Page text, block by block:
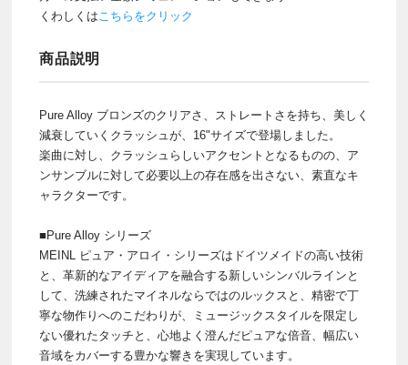
くわしくはこちらをクリック
商品説明
Pure Alloy ブロンズのクリアさ、ストレートさを持ち、美しく
減衰していくクラッシュが、16"サイズで登場しました。
楽曲に対し、クラッシュらしいアクセントとなるものの、ア
ンサンブルに対して必要以上の存在感を出さない、素直なキ
ャラクターです。
■Pure Alloy シリーズ
MEINL ピュア・アロイ・シリーズはドイツメイドの高い技術
と、革新的なアイディアを融合する新しいシンバルラインと
して、洗練されたマイネルならではのルックスと、精密で丁
寧な物作りへのこだわりが、ミュージックスタイルを限定し
ない優れたタッチと、心地よく澄んだピュアな倍音、幅広い
音域をカバーする豊かな響きを実現しています。